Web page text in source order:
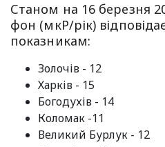
Станом на 16 березня
фон (мкР/рік)
показникам:
Золочів - 12
Харків - 15
Богодухів - 14
Коломак -11
Великий Бурлук - 12